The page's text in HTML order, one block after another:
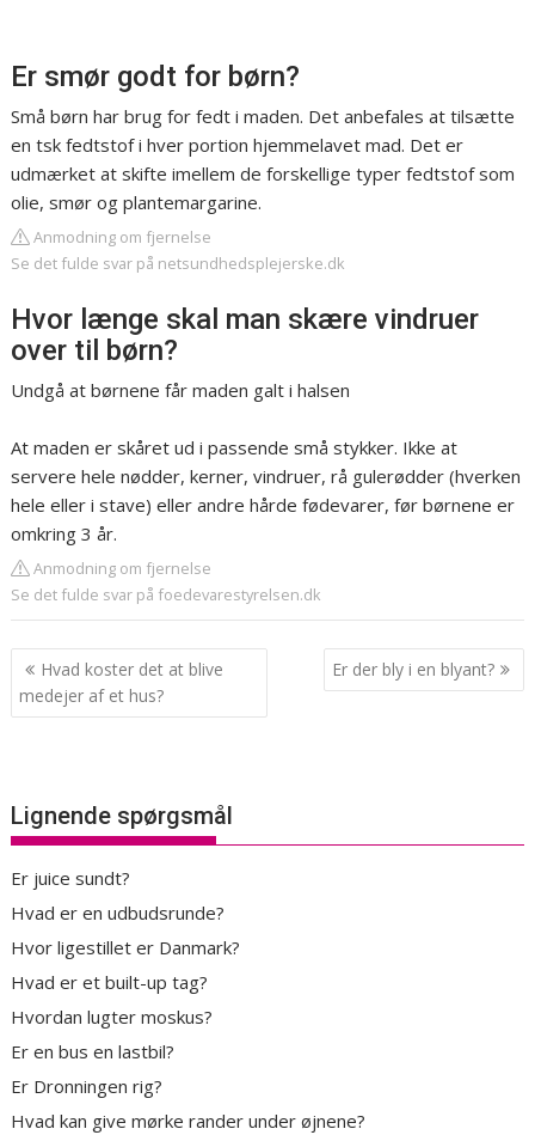
Er smør godt for børn?
Små børn har brug for fedt i maden. Det anbefales at tilsætte
en tsk fedtstof i hver portion hjemmelavet mad. Det er
udmærket at skifte imellem de forskellige typer fedtstof som
olie, smør og plantemargarine.
Anmodning om fjernelse
Se det fulde svar på netsundhedsplejerske.dk
Hvor længe skal man skære vindruer
over til børn?
Undgå at børnene får maden galt i halsen
At maden er skåret ud i passende små stykker. Ikke at
servere hele nødder, kerner, vindruer, rå gulerødder (hverken
hele eller i stave) eller andre hårde fødevarer, før børnene er
omkring 3 år.
Anmodning om fjernelse
Se det fulde svar på foedevarestyrelsen.dk
Indlægsnavigation
Hvad koster det at blive
medejer af et hus?
Er der bly i en blyant?
Lignende spørgsmål
Er juice sundt?
Hvad er en udbudsrunde?
Hvor ligestillet er Danmark?
Hvad er et built-up tag?
Hvordan lugter moskus?
Er en bus en lastbil?
Er Dronningen rig?
Hvad kan give mørke rander under øjnene?